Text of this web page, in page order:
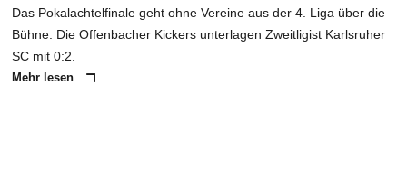
Das Pokalachtelfinale geht ohne Vereine aus der 4. Liga über die
Bühne. Die Offenbacher Kickers unterlagen Zweitligist Karlsruher
SC mit 0:2.
Mehr lesen